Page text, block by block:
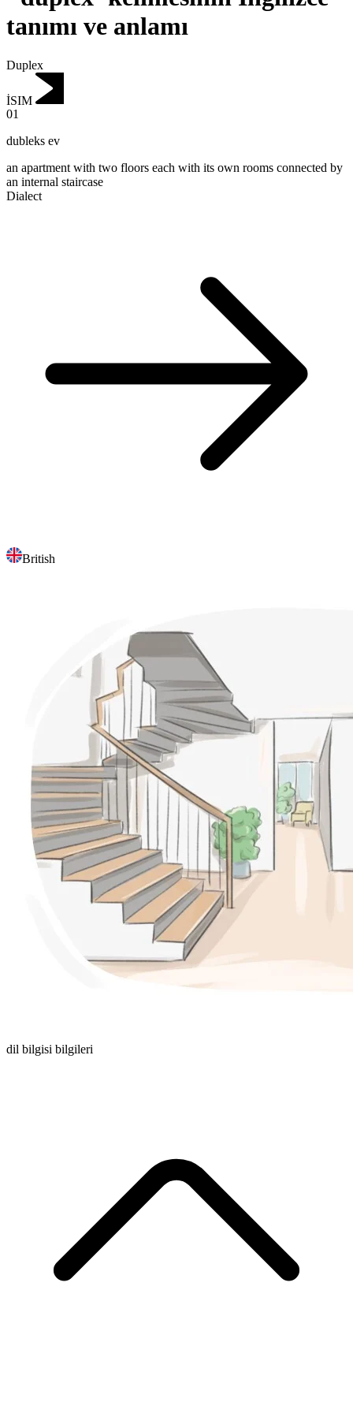
tanımı ve anlamı
Duplex
İSIM
01
dubleks ev
an apartment with two floors each with its own rooms connected by
an internal staircase
Dialect
British
dil bilgisi bilgileri